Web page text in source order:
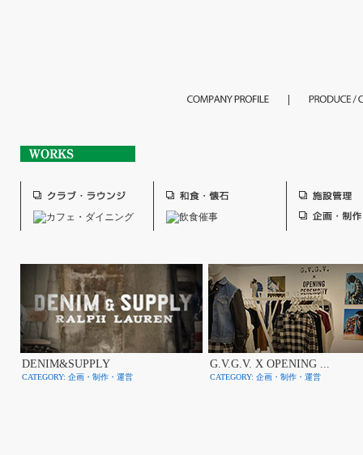
DENIM&SUPPLY
CATEGORY: 企画・制作・運営
G.V.G.V. X OPENING ...
CATEGORY: 企画・制作・運営